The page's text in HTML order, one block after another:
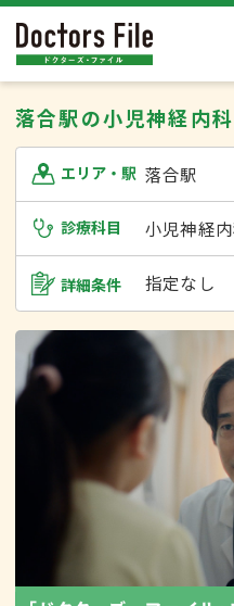
落合駅の小児神経内科
エリア・駅 落合駅
診療科目 小児神経
詳細条件 指定なし